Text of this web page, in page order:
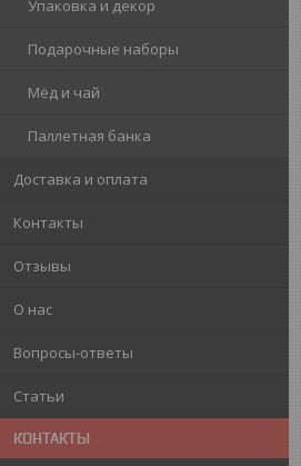
Упаковка и декор
Подарочные наборы
Мёд и чай
Паллетная банка
Доставка и оплата
Контакты
Отзывы
О нас
Вопросы-ответы
Статьи
КОНТАКТЫ